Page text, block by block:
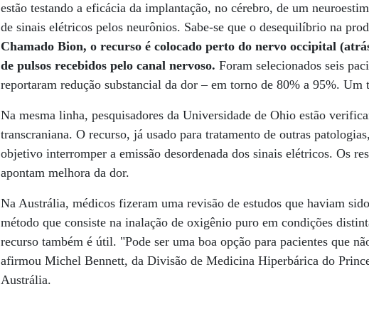
estão testando a eficácia da implantação, no cérebro, de um
de sinais elétricos pelos neurônios. Sabe-se que o desequilíbrio na
Chamado Bion, o recurso é colocado perto do nervo occipital
de pulsos recebidos pelo canal nervoso.Foram selecionados seis
reportaram redução substancial da dor – em torno de 80% a 95%.
Na mesma linha, pesquisadores da Universidade de Ohio estão
transcraniana. O recurso, já usado para tratamento de outras
objetivo interromper a emissão desordenada dos sinais elétricos. Os
apontam melhora da dor.
Na Austrália, médicos fizeram uma revisão de estudos que haviam
método que consiste na inalação de oxigênio puro em condições
recurso também é útil. "Pode ser uma boa opção para pacientes que
afirmou Michel Bennett, da Divisão de Medicina Hiperbárica do
Austrália.